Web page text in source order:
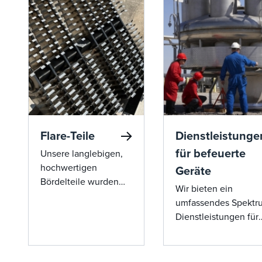
Flare-Teile
Unsere langlebigen,
hochwertigen
Bördelteile wurden
für befeuerte
Geräte
Wir bieten ein
umfassendes
Dienstleistungen für
Inbetriebnahme und